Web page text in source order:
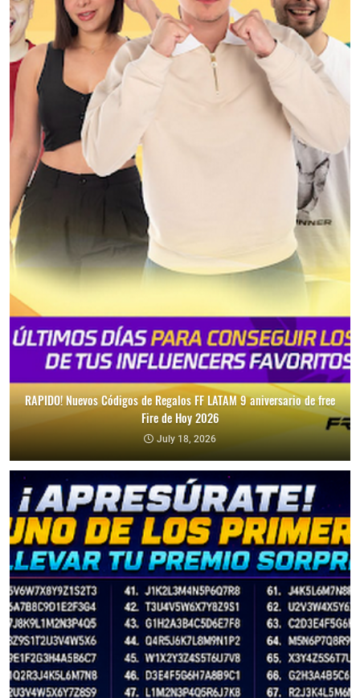
RAPIDO! Nuevos Códigos de Regalos FF LATAM 9 aniversario de free
Fire de Hoy 2026
July 18, 2026